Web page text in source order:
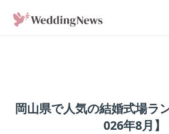
岡山県で人気の結婚式場ラ
026年8月】